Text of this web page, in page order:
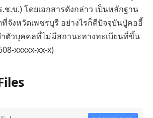
ช.ข.) โดยเอกสารดังกล่าว เป็นหลักฐาน
จังหวัดเพชรบุรี อย่างไรก็ดีปัจจุบันปู่คออี้
าตัวบุคคลที่ไม่มีสถานะทางทะเบียนที่ขึ้น
xxxxx-xx-x)